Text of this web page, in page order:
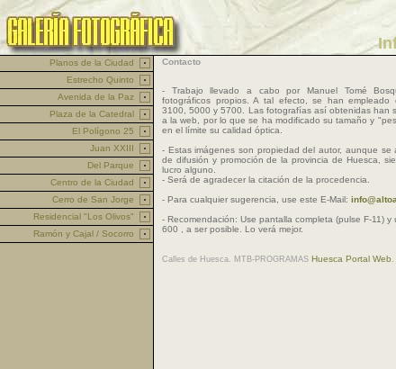
Planos de la Ciudad
Estrecho Quinto
Avenida de la Paz
Plaza de la Catedral
El Polígono 25
Juan XXIII
Del Parque
Centro de la Ciudad
Cerro de San Jorge
Residencial "Los Olivos"
Ramón y Cajal / Socorro
- Trabajo llevado a cabo por Manuel Tomé
fotográficos propios. A tal efecto, se han empleado
3100, 5000 y 5700. Las fotografías así obtenidas han
a la web, por lo que se ha modificado su tamaño y
en el límite su calidad óptica.
- Estas imágenes son propiedad del autor, aunque se
de difusión y promoción de la provincia de Huesca,
lucro alguno.
- Será de agradecer la citación de la procedencia.
- Para cualquier sugerencia, use este E-Mail:
- Recomendación: Use pantalla completa (pulse F-11)
600 , a ser posible. Lo verá mejor.
Calles de Huesca. MTB-PROGRAMAS Huesca Portal Web .
Contacto